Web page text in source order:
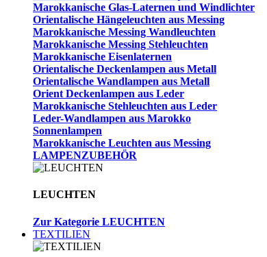
Marokkanische Glas-Laternen und Windlichter
Orientalische Hängeleuchten aus Messing
Marokkanische Messing Wandleuchten
Marokkanische Messing Stehleuchten
Marokkanische Eisenlaternen
Orientalische Deckenlampen aus Metall
Orientalische Wandlampen aus Metall
Orient Deckenlampen aus Leder
Marokkanische Stehleuchten aus Leder
Leder-Wandlampen aus Marokko
Sonnenlampen
Marokkanische Leuchten aus Messing
LAMPENZUBEHÖR
LEUCHTEN
Zur Kategorie LEUCHTEN
TEXTILIEN